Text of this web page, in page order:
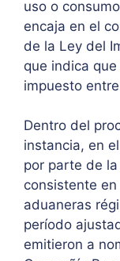
uso o
encaja en el
de la Ley del
que indica
impuesto
Dentro del
instancia, en
por parte de
consistente
aduaneras
período
emitieron a